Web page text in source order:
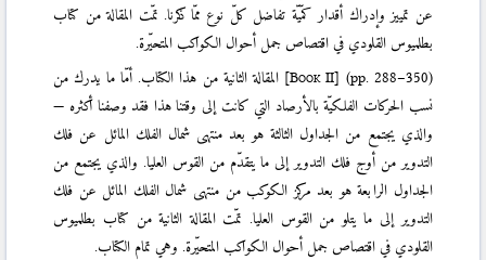
عن تمييز وإدراك أقدار كمّيّة تفاضل كلّ نوع ممّا ذكرنا. تمّت المقالة من كتاب
بطلميوس القلودي في اقتصاص جمل أحوال الكواكب المتحيّرة.
[Book II] (pp. 288–350)
المقالة الثانية من هذا الكتاب. أمّا ما يدرك من
نسب الحركات الفلكيّة بالأرصاد التي كانت إلى وقتنا هذا فقد وصفنا أكثره —
والذي يجتمع من الجداول الثالثة هو بعد منتهى شمال الفلك المائل عن فلك
التدوير من أوج فلك التدوير إلى ما يتقدّم من القوس العليا. والذي يجتمع من
الجداول الرابعة هو بعد مركز الكوكب من منتهى شمال الفلك المائل عن فلك
التدوير إلى ما يتلو من القوس العليا. تمّت المقالة الثانية من كتاب بطلميوس
القلودي في اقتصاص جمل أحوال الكواكب المتحيّرة. وهي تمام الكتاب.